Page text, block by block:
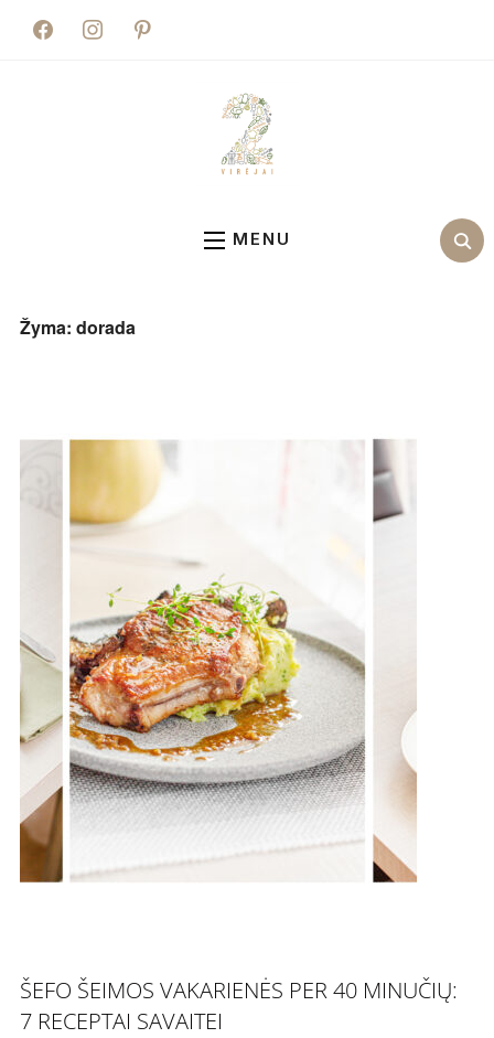
facebookinstagrampinterest
MENU
Žyma: dorada
ŠEFO ŠEIMOS VAKARIENĖS PER 40 MINUČIŲ:
7 RECEPTAI SAVAITEI